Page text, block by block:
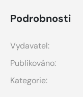
Podrobnosti
Vydavatel:
Publikováno:
Kategorie: